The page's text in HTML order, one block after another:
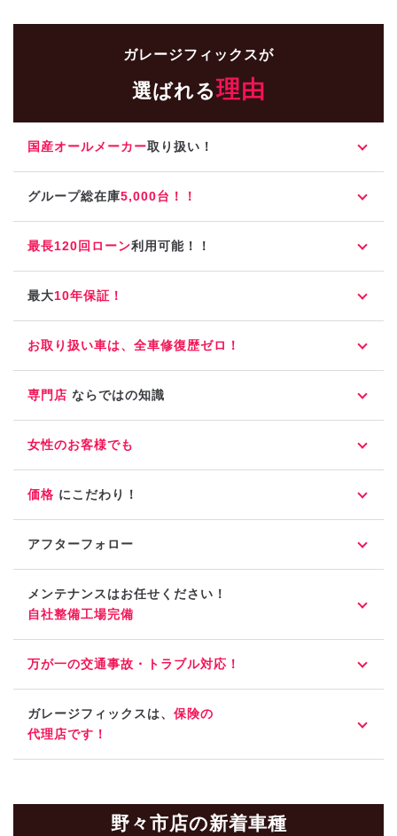
ガレージフィックスが
選ばれる理由
国産オールメーカー取り扱い！
グループ総在庫5,000台！！
最長120回ローン利用可能！！
最大10年保証！
お取り扱い車は、全車修復歴ゼロ！
専門店 ならではの知識
女性のお客様でも
価格 にこだわり！
アフターフォロー
メンテナンスはお任せください！
自社整備工場完備
万が一の交通事故・トラブル対応！
ガレージフィックスは、 保険の
代理店です！
野々市店の新着車種